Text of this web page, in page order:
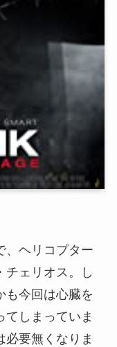
、ヘリコプター
チェリオス。し
も今回は心臓を
てしまっていま
必要無くなりま